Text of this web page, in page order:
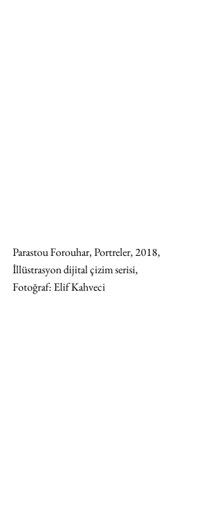
Parastou Forouhar, Portreler, 2018,
İllüstrasyon dijital çizim serisi,
Fotoğraf: Elif Kahveci